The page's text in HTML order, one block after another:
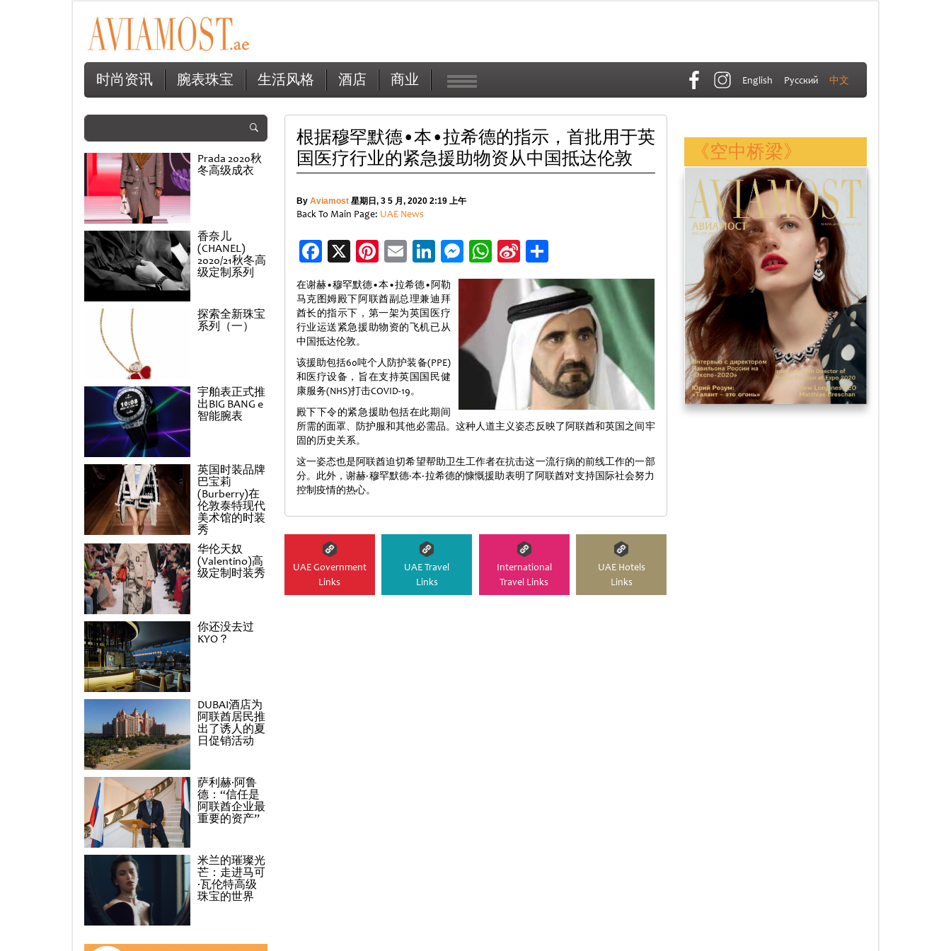
时尚资讯 腕表珠宝 生活风格 酒店 商业 English Русский 中文
Prada 2020秋
冬高级成衣
香奈儿
(CHANEL)
2020/21秋冬高
级定制系列
探索全新珠宝
系列（一）
宇舶表正式推
出BIG BANG e
智能腕表
英国时装品牌
巴宝莉
(Burberry)在
伦敦泰特现代
美术馆的时装
秀
华伦天奴
(Valentino)高
级定制时装秀
你还没去过
KYO？
DUBAI酒店为
阿联酋居民推
出了诱人的夏
日促销活动
萨利赫·阿鲁
德：“信任是
阿联酋企业最
重要的资产”
米兰的璀璨光
芒：走进马可
·瓦伦特高级
珠宝的世界
根据穆罕默德•本•拉希德的指示，首批用于英
国医疗行业的紧急援助物资从中国抵达伦敦
By Aviamost星期日, 3 5 月, 2020 2:19 上午
Back To Main Page: UAE News
Facebook
X Pinterest
EmailLinkedIn
Messenger
WhatsApp
Sina
Weibo
分
享
在谢赫•穆罕默德•本•拉希德•阿勒
马克图姆殿下阿联酋副总理兼迪拜
酋长的指示下，第一架为英国医疗
行业运送紧急援助物资的飞机已从
中国抵达伦敦。
该援助包括60吨个人防护装备(PPE)
和医疗设备，旨在支持英国国民健
康服务(NHS)打击COVID-19。
殿下下令的紧急援助包括在此期间
所需的面罩、防护服和其他必需品。这种人道主义姿态反映了阿联酋和英国之间牢
固的历史关系。
这一姿态也是阿联酋迫切希望帮助卫生工作者在抗击这一流行病的前线工作的一部
分。此外，谢赫·穆罕默德·本·拉希德的慷慨援助表明了阿联酋对支持国际社会努力
控制疫情的热心。
UAE Government
Links
UAE Travel
Links
International
Travel Links
UAE Hotels
Links
《空中桥梁》